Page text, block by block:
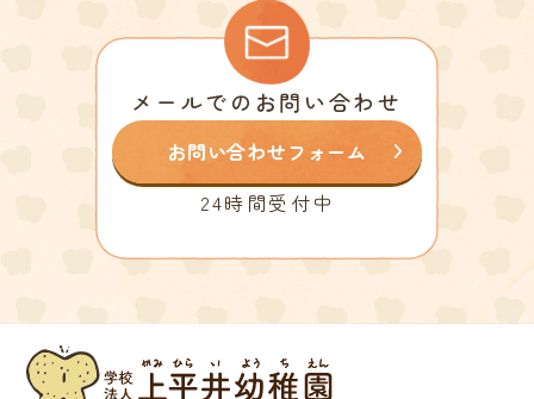
メールでのお問い合わせ
お問い合わせフォーム
24時間受付中